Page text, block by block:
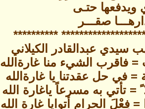
ويدفعها حتـى
صقـــر
سيدي ﻋﺒﺪﺍﻟﻘﺎﺩﺭ ﺍﻟﻜﻴﻼﻧﻲ
= فاقرب الشيء منا غارةالله
في حل عقدتنا يا غارةالله
تأتي به مسرعاً ياغارة الله
فِعْلَ الحرام أتوايا غارة الله